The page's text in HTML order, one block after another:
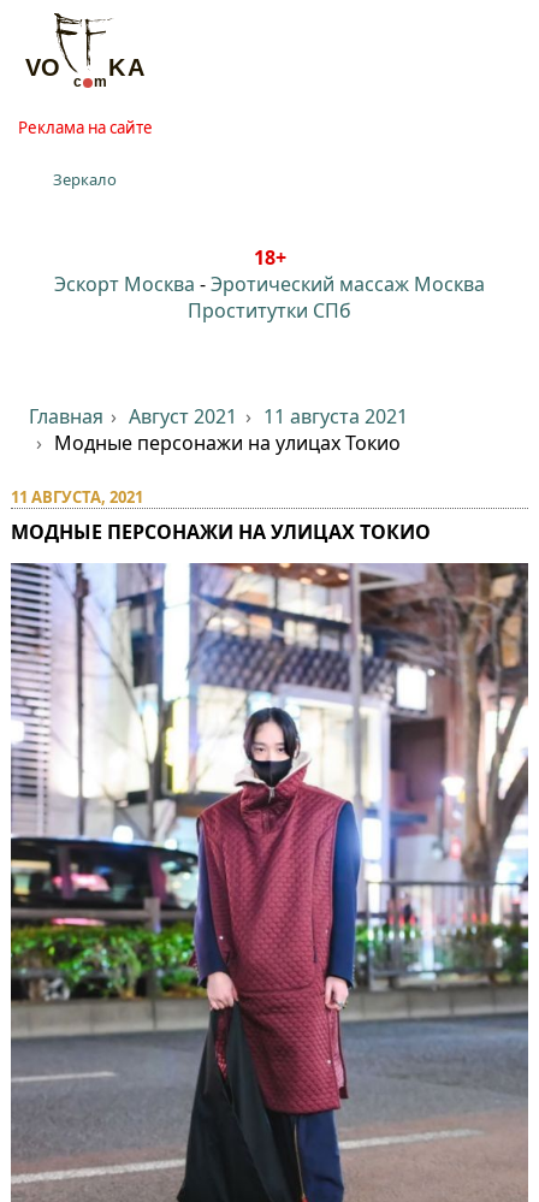
Реклама на сайте
Зеркало
18+
Эскорт Москва -Эротический массаж Москва
Проститутки СПб
Главная Август 2021
11 августа 2021
Модные персонажи на улицах Токио
11 АВГУСТА, 2021
МОДНЫЕ ПЕРСОНАЖИ НА УЛИЦАХ ТОКИО